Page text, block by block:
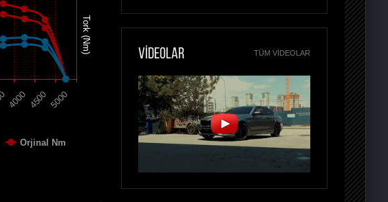
Tork (Nm)
Orjinal Nm
4000 4500 5000
VİDEOLAR TÜM VIDEOLAR